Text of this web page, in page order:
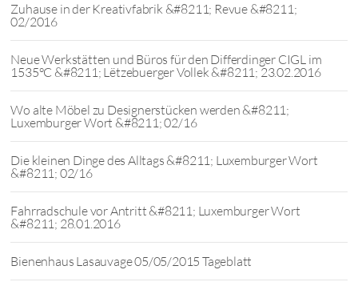
Zuhause in der Kreativfabrik &#8211; Revue &#8211;
02/2016
Neue Werkstätten und Büros für den Differdinger CIGL im
1535°C &#8211; Lëtzebuerger Vollek &#8211; 23.02.2016
Wo alte Möbel zu Designerstücken werden &#8211;
Luxemburger Wort &#8211; 02/16
Die kleinen Dinge des Alltags &#8211; Luxemburger Wort
&#8211; 02/16
Fahrradschule vor Antritt &#8211; Luxemburger Wort
&#8211; 28.01.2016
Bienenhaus Lasauvage 05/05/2015 Tageblatt